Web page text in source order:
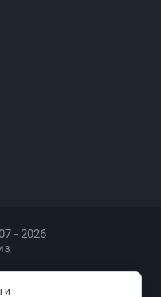
- 2026
в megagroup.ru
и